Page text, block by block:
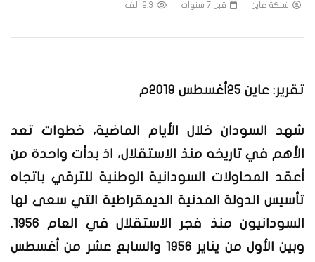
شبكة عاين قبل 7 سنوات 2.3 ألف
تقرير: عاين 25أغسطس 2019م
شهد السودان خلال الأيام الماضية، خطوات تعد
الأهم في تاريخه منذ الاستقلال، اذ بدأت واحدة من
أعقد المحاولات السودانية الوطنية للترقي باتجاه
تأسيس الدولة المدنية الديمقراطية التي سعى لها
السودانيون منذ فجر الاستقلال في العام 1956.
وبين الأول من يناير 1956 والسابع عشر من أغسطس